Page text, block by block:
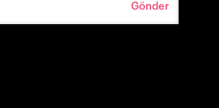
Gönder